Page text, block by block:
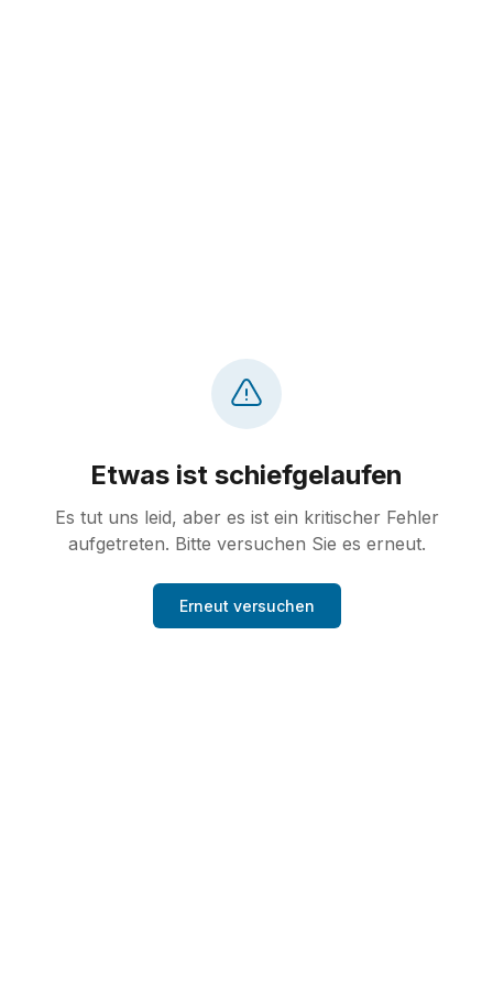
Etwas ist schiefgelaufen
Es tut uns leid, aber es ist ein kritischer Fehler
aufgetreten. Bitte versuchen Sie es erneut.
Erneut versuchen